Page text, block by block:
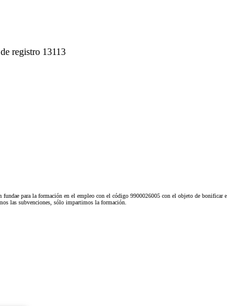
registro 13113
para la formación en el empleo con el código 9900026005 con el objeto de bonificar
las subvenciones, sólo impartimos la formación.